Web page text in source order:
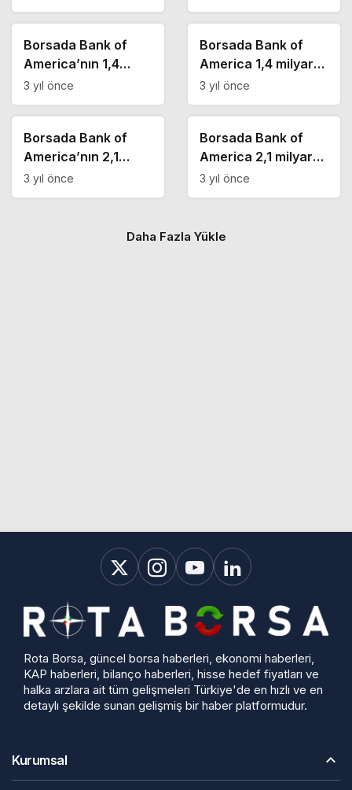
yaptığı günde en çok
sattığı hisseler
BOFA’nın en çok
aldığı hisseler
Borsada Bank of
America’nın 1,4
milyar TL alım
yaptığı günde en çok
sattığı hisseler
Borsa Haberleri
3 yıl önce
Borsada Bank of
America 1,4 milyar
TL alım yaptı! İşte
BOFA’nın en çok
aldığı hisseler
Borsa Haberleri
3 yıl önce
Borsada Bank of
America’nın 2,1
milyar TL satış
yaptığı günde en çok
Borsa Haberleri
3 yıl önce
Borsada Bank of
America 2,1 milyar
TL satış yaptı! İşte
BOFA’nın en çok
Borsa Haberleri
3 yıl önce
Daha Fazla Yükle
Rota Borsa, güncel borsa haberleri, ekonomi haberleri,
KAP haberleri, bilanço haberleri, hisse hedef fiyatları ve
halka arzlara ait tüm gelişmeleri Türkiye'de en hızlı ve en
detaylı şekilde sunan gelişmiş bir haber platformudur.
Kurumsal